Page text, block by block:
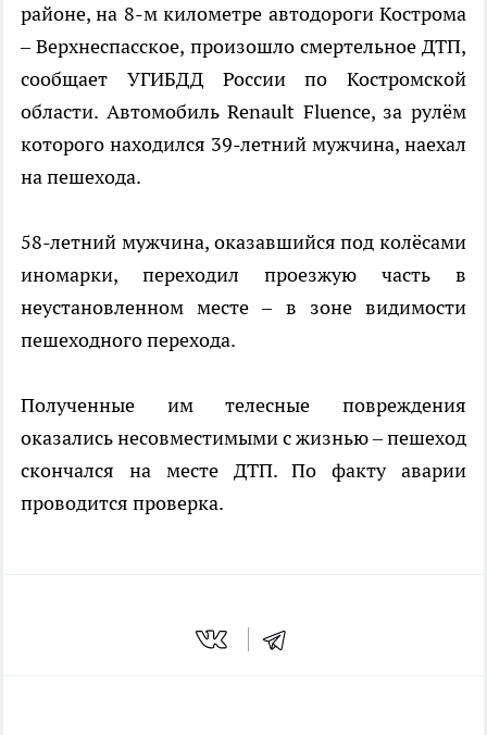
районе, на 8-м километре автодороги Кострома
– Верхнеспасское, произошло смертельное ДТП,
сообщает УГИБДД России по Костромской
области. Автомобиль Renault Fluence, за рулём
которого находился 39-летний мужчина, наехал
на пешехода.
58-летний мужчина, оказавшийся под колёсами
иномарки, переходил проезжую часть в
неустановленном месте – в зоне видимости
пешеходного перехода.
Полученные им телесные повреждения
оказались несовместимыми с жизнью – пешеход
скончался на месте ДТП. По факту аварии
проводится проверка.